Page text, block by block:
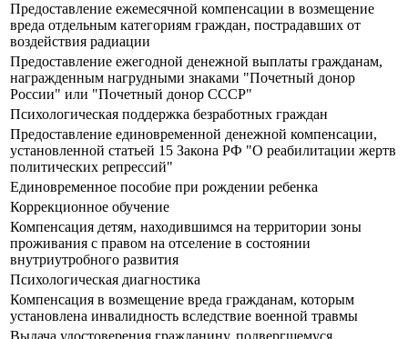
Предоставление ежемесячной компенсации в возмещение
вреда отдельным категориям граждан, пострадавших от
воздействия радиации
Предоставление ежегодной денежной выплаты гражданам,
награжденным нагрудными знаками "Почетный донор
России" или "Почетный донор СССР"
Психологическая поддержка безработных граждан
Предоставление единовременной денежной компенсации,
установленной статьей 15 Закона РФ "О реабилитации жертв
политических репрессий"
Единовременное пособие при рождении ребенка
Коррекционное обучение
Компенсация детям, находившимся на территории зоны
проживания с правом на отселение в состоянии
внутриутробного развития
Психологическая диагностика
Компенсация в возмещение вреда гражданам, которым
установлена инвалидность вследствие военной травмы